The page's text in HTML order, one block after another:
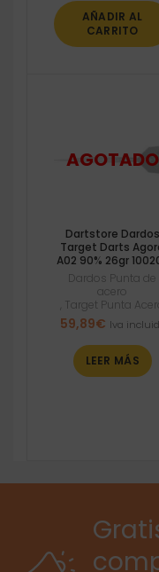
era:
85,58€.
AÑADIR AL
CARRITO
Dartstore Dardos
Target Darts
A02 90% 26gr
Dardos Punta de
acero
Target Punta
59,89€ Iva
LEER MÁS